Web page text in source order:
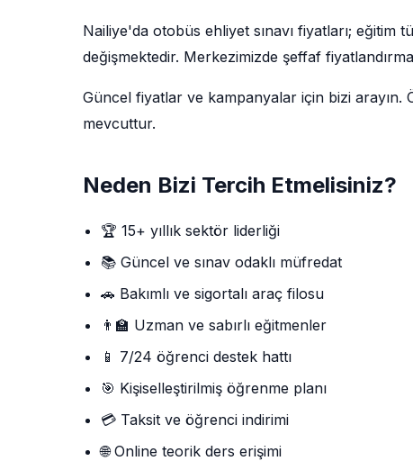
Nailiye'da otobüs ehliyet sınavı fiyatları; eğitim
değişmektedir. Merkezimizde şeffaf
Güncel fiyatlar ve kampanyalar için bizi
mevcuttur.
Neden Bizi Tercih Etmelisiniz?
🏆 15+ yıllık sektör liderliği
📚 Güncel ve sınav odaklı müfredat
🚗 Bakımlı ve sigortalı araç filosu
👨‍🏫 Uzman ve sabırlı eğitmenler
📱 7/24 öğrenci destek hattı
🎯 Kişiselleştirilmiş öğrenme planı
💳 Taksit ve öğrenci indirimi
🌐 Online teorik ders erişimi